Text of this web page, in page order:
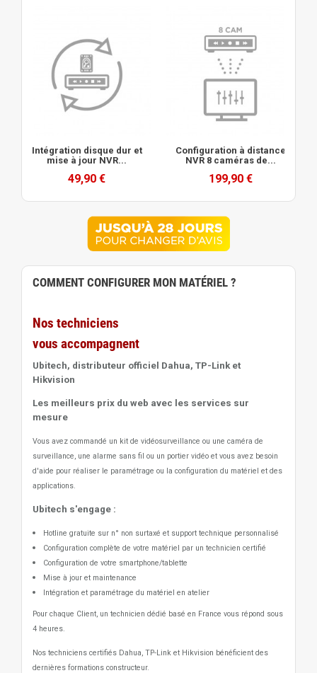
Intégration disque dur et
mise à jour NVR...
49,90 €
Configuration à distance
NVR 8 caméras de...
199,90 €
COMMENT CONFIGURER MON MATÉRIEL ?
Nos techniciens
vous accompagnent
Ubitech, distributeur officiel Dahua, TP-Link et
Hikvision
Les meilleurs prix du web avec les services sur
mesure
Vous avez commandé un kit de vidéosurveillance ou une caméra de
surveillance, une alarme sans fil ou un portier vidéo et vous avez besoin
d'aide pour réaliser le paramétrage ou la configuration du matériel et des
applications.
Ubitech s'engage :
Hotline gratuite sur n° non surtaxé et support technique personnalisé
Configuration complète de votre matériel par un technicien certifié
Configuration de votre smartphone/tablette
Mise à jour et maintenance
Intégration et paramétrage du matériel en atelier
Pour chaque Client, un technicien dédié basé en France vous répond sous
4 heures.
Nos techniciens certifiés Dahua, TP-Link et Hikvision bénéficient des
dernières formations constructeur.